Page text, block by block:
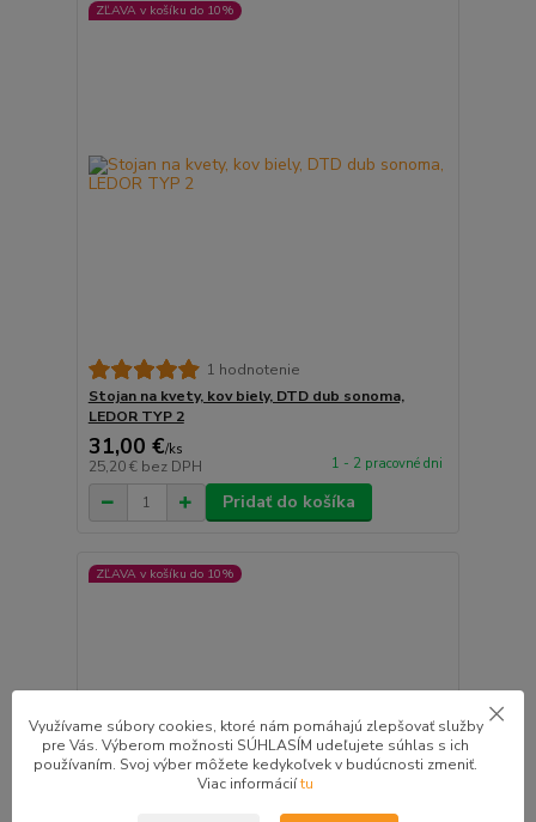
ZĽAVA v košíku do 10%
1 hodnotenie
Stojan na kvety, kov biely, DTD dub sonoma,
LEDOR TYP 2
31,00 €/ks
25,20 € bez DPH 1 - 2 pracovné dni
Pridať do košíka
ZĽAVA v košíku do 10%
Využívame súbory cookies, ktoré nám pomáhajú zlepšovať služby
pre Vás. Výberom možnosti SÚHLASÍM udeľujete súhlas s ich
používaním. Svoj výber môžete kedykoľvek v budúcnosti zmeniť.
Viac informáciítu